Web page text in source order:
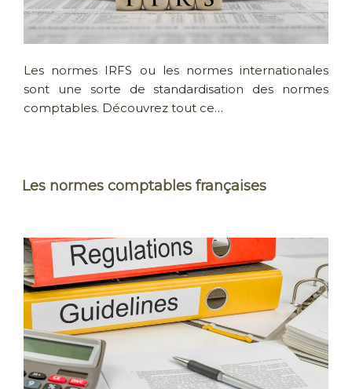
Les normes IRFS ou les normes internationales
sont une sorte de standardisation des normes
comptables. Découvrez tout ce…
Les normes comptables françaises